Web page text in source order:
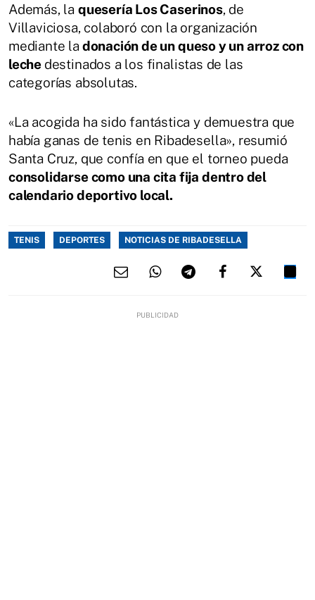
Además, la quesería Los Caserinos, de
Villaviciosa, colaboró con la organización
mediante la donación de un queso y un arroz con
leche destinados a los finalistas de las
categorías absolutas.
«La acogida ha sido fantástica y demuestra que
había ganas de tenis en Ribadesella», resumió
Santa Cruz, que confía en que el torneo pueda
consolidarse como una cita fija dentro del
calendario deportivo local.
TENIS DEPORTES NOTICIAS DE RIBADESELLA